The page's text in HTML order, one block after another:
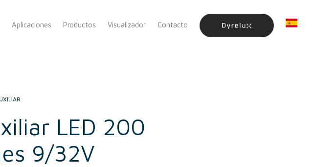
Aplicaciones Productos Visualizador Contacto
LED 200
9/32V